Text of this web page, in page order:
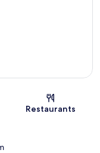
Restaurants